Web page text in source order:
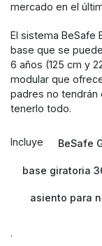
mercado en el
El sistema BeSafe
base que se
6 años (125 cm y
modular que
padres no tendrán
tenerlo todo.
Incluye BeSafe
base giratoria
asiento para
.